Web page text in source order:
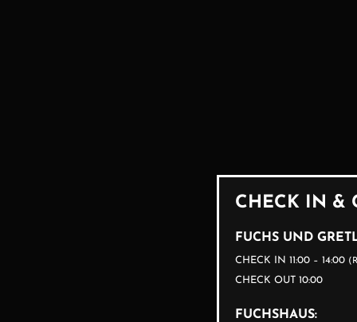
CHECK IN &
FUCHS UND
CHECK IN 11:00 – 14:00
CHECK OUT 10:00
FUCHSHAUS: